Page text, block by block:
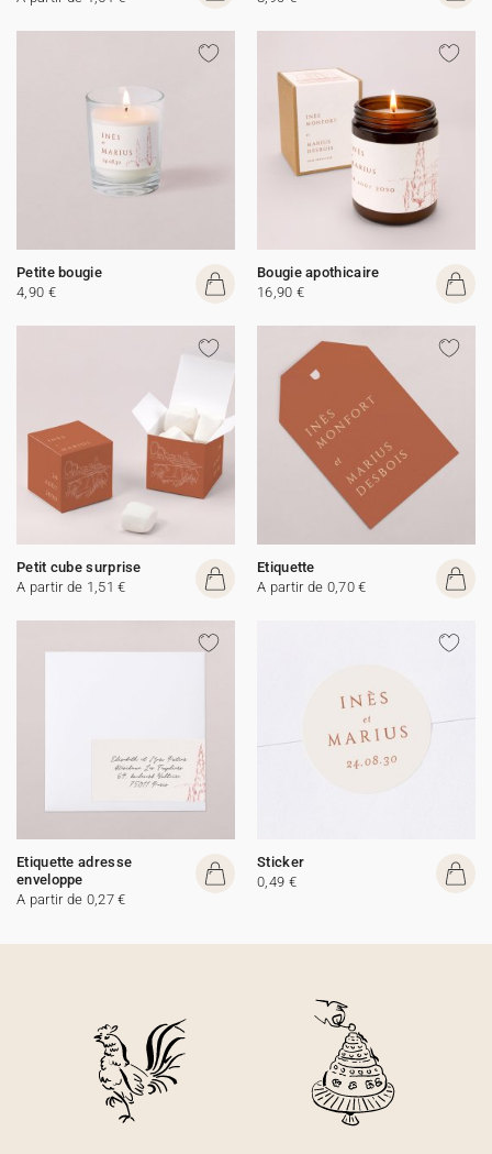
Petite bougie
4,90 €
Bougie apothicaire
16,90 €
Petit cube surprise
A partir de 1,51 €
Etiquette
A partir de 0,70 €
Etiquette adresse
enveloppe
A partir de 0,27 €
Sticker
0,49 €